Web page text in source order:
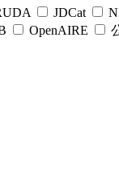
JDCat
OpenAIRE